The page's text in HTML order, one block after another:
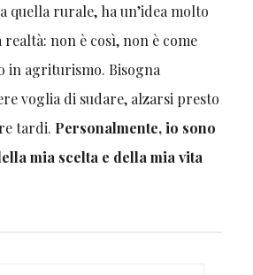
quella rurale, ha un’idea molto
non è così, non è come
in agriturismo. Bisogna
voglia di sudare, alzarsi presto
tardi. Personalmente, io sono
mia scelta e della mia vita